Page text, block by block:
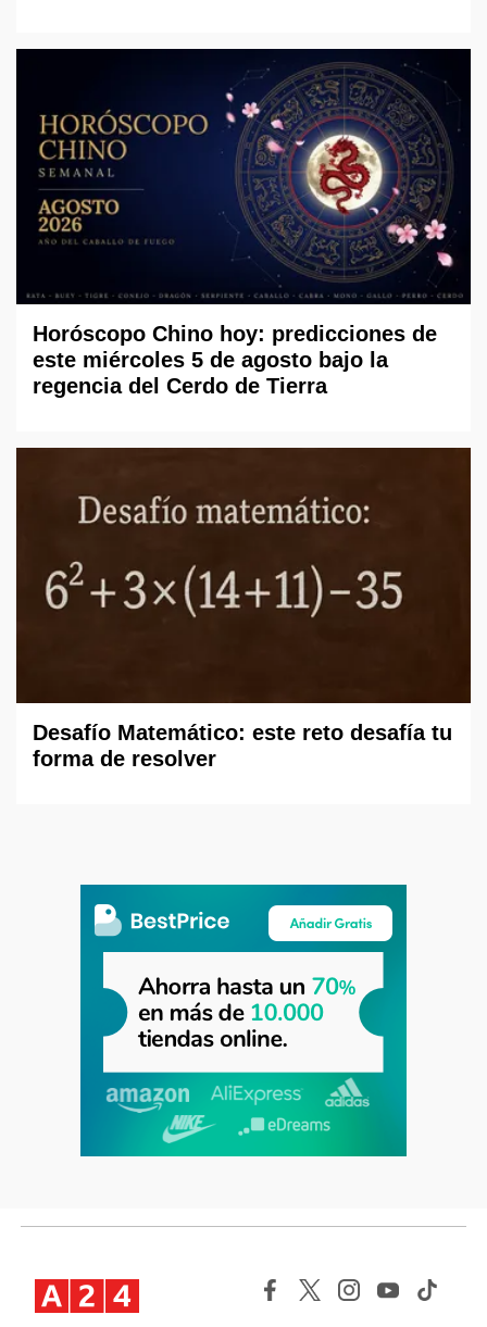
Horóscopo Chino hoy: predicciones de
este miércoles 5 de agosto bajo la
regencia del Cerdo de Tierra
Desafío Matemático: este reto desafía tu
forma de resolver